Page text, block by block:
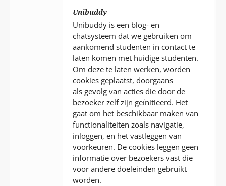
Unibuddy
Unibuddy is een blog- en
chatsysteem dat we gebruiken om
aankomend studenten in contact te
laten komen met huidige studenten.
Om deze te laten werken, worden
cookies geplaatst, doorgaans
als gevolg van acties die door de
bezoeker zelf zijn geïnitieerd. Het
gaat om het beschikbaar maken van
functionaliteiten zoals navigatie,
inloggen, en het vastleggen van
voorkeuren. De cookies leggen geen
informatie over bezoekers vast die
voor andere doeleinden gebruikt
worden.